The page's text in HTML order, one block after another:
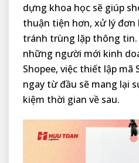
dựng khoa học sẽ giúp
thuận tiện hơn, xử lý đơn
tránh trùng lặp thông tin.
những người mới kinh
Shopee, việc thiết lập mã
ngay từ đầu sẽ mang lại
kiệm thời gian về sau.